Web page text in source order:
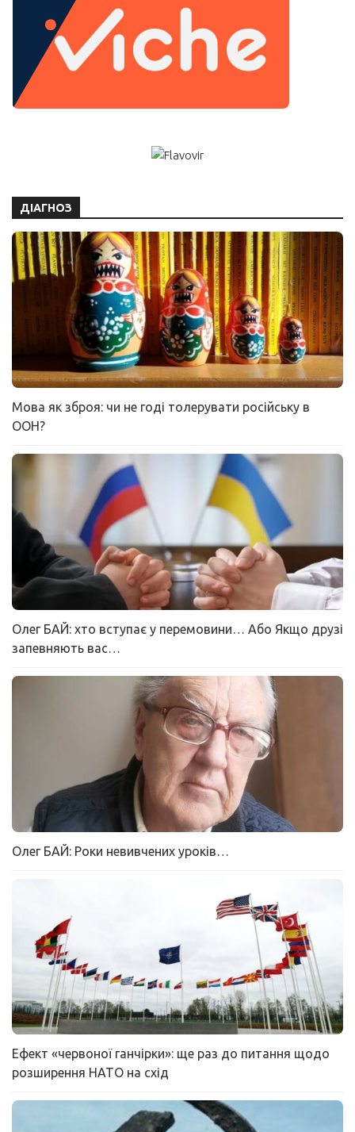
ДІАГНОЗ
Мова як зброя: чи не годі толерувати російську в
ООН?
Олег БАЙ: хто вступає у перемовини… Або Якщо друзі
запевняють вас…
Олег БАЙ: Роки невивчених уроків…
Ефект «червоної ганчірки»: ще раз до питання щодо
розширення НАТО на схід